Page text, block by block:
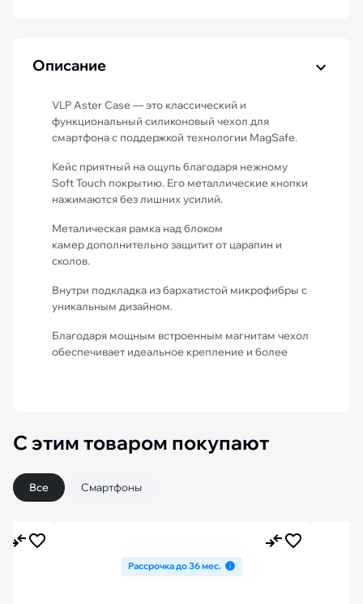
Описание
VLP Aster Case — это классический и
функциональный силиконовый чехол для
смартфона с поддержкой технологии MagSafe.
Кейс приятный на ощупь благодаря нежному
Soft Touch покрытию. Его металлические кнопки
нажимаются без лишних усилий.
Металическая рамка над блоком
камер дополнительно защитит от царапин и
сколов.
Внутри подкладка из бархатистой микрофибры с
уникальным дизайном.
Благодаря мощным встроенным магнитам чехол
обеспечивает идеальное крепление и более
С этим товаром покупают
Все Смартфоны
Рассрочка до 36 мес.